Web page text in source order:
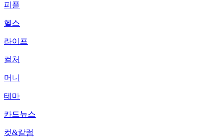
피플
헬스
라이프
컬처
머니
테마
카드뉴스
컷&칼럼